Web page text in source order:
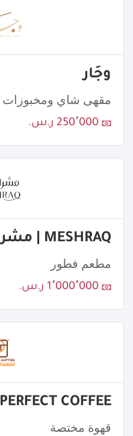
وجَار
مقهى شاي ومخبوزات
250٬000 ر.س.
MESHRAQ | مشراق
مطعم فطور
1٬000٬000 ر.س.
PERFECT COFFEE | القهوة المثالية
قهوة مختصة